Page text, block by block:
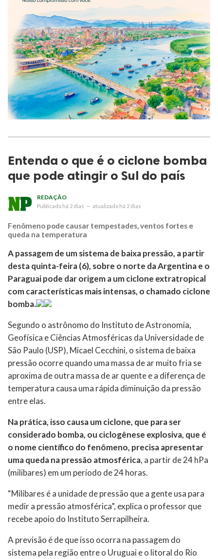
Entenda o que é o ciclone bomba
que pode atingir o Sul do país
REDAÇÃO
Publicado há 2 dias — atualizado há 2 dias
Fenômeno pode causar tempestades, ventos fortes e
queda na temperatura
A passagem de um sistema de baixa pressão, a partir
desta quinta-feira (6), sobre o norte da Argentina e o
Paraguai pode dar origem a um ciclone extratropical
com características mais intensas, o chamado ciclone
bomba.
Segundo o astrônomo do Instituto de Astronomia,
Geofísica e Ciências Atmosféricas da Universidade de
São Paulo (USP), Micael Cecchini, o sistema de baixa
pressão ocorre quando uma massa de ar muito fria se
aproxima de outra massa de ar quente e a diferença de
temperatura causa uma rápida diminuição da pressão
entre elas.
Na prática, isso causa um ciclone, que para ser
considerado bomba, ou ciclogênese explosiva, que é
o nome científico do fenômeno, precisa apresentar
uma queda na pressão atmosférica, a partir de 24 hPa
(milibares) em um período de 24 horas.
“Milibares é a unidade de pressão que a gente usa para
medir a pressão atmosférica”, explica o professor que
recebe apoio do Instituto Serrapilheira.
A previsão é de que isso ocorra na passagem do
sistema pela região entre o Uruguai e o litoral do Rio